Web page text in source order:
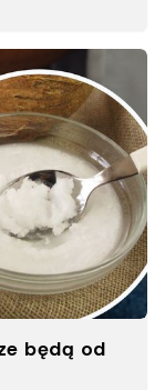
będą od